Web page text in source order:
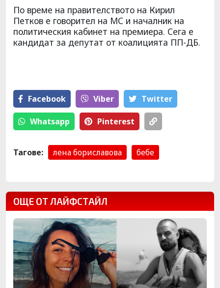
По време на правителството на Кирил
Петков е говорител на МС и началник на
политическия кабинет на премиера. Сега е
кандидат за депутат от коалицията ПП-ДБ.
Facebook Viber Тwitter
Whatsapp Pinterest
Тагове: лена бориславова бебе
ОЩЕ ОТ ЛАЙФСТАЙЛ